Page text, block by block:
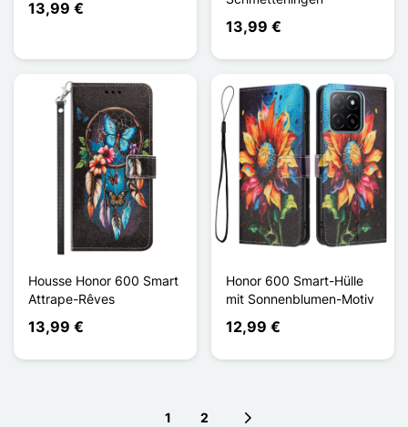
13,99 €
13,99 €
Housse Honor 600 Smart
Attrape-Rêves
13,99 €
Honor 600 Smart-Hülle
mit Sonnenblumen-Motiv
12,99 €
1 2